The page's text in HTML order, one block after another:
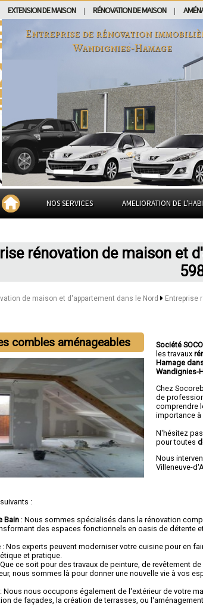
EXTENSION DE MAISON RÉNOVATION DE MAISON
Entreprise de rénovation
Wandignies-Hamage
NOS SERVICES AMELIORATION DE
rénovation de maison et
de maison et d'appartement dans le Nord Entreprise
combles aménageables Société
les travaux
Hamage
Wandignies-
Chez
de
comprendre
importance à
N'hésitez
pour toutes
Nous
Villeneuve-
:
Bain : Nous sommes spécialisés dans la rénovation
des espaces fonctionnels en oasis de détente
: Nos experts peuvent moderniser votre cuisine pour en
et pratique.
ce soit pour des travaux de peinture, de revêtement
nous sommes là pour donner une nouvelle vie à vos
: Nous nous occupons également de l'extérieur de votre
de façades, la création de terrasses, ou